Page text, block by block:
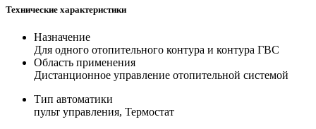
Технические характеристики
Назначение
Для одного отопительного контура и контура ГВС
Область применения
Дистанционное управление отопительной системой
Тип автоматики
пульт управления, Термостат